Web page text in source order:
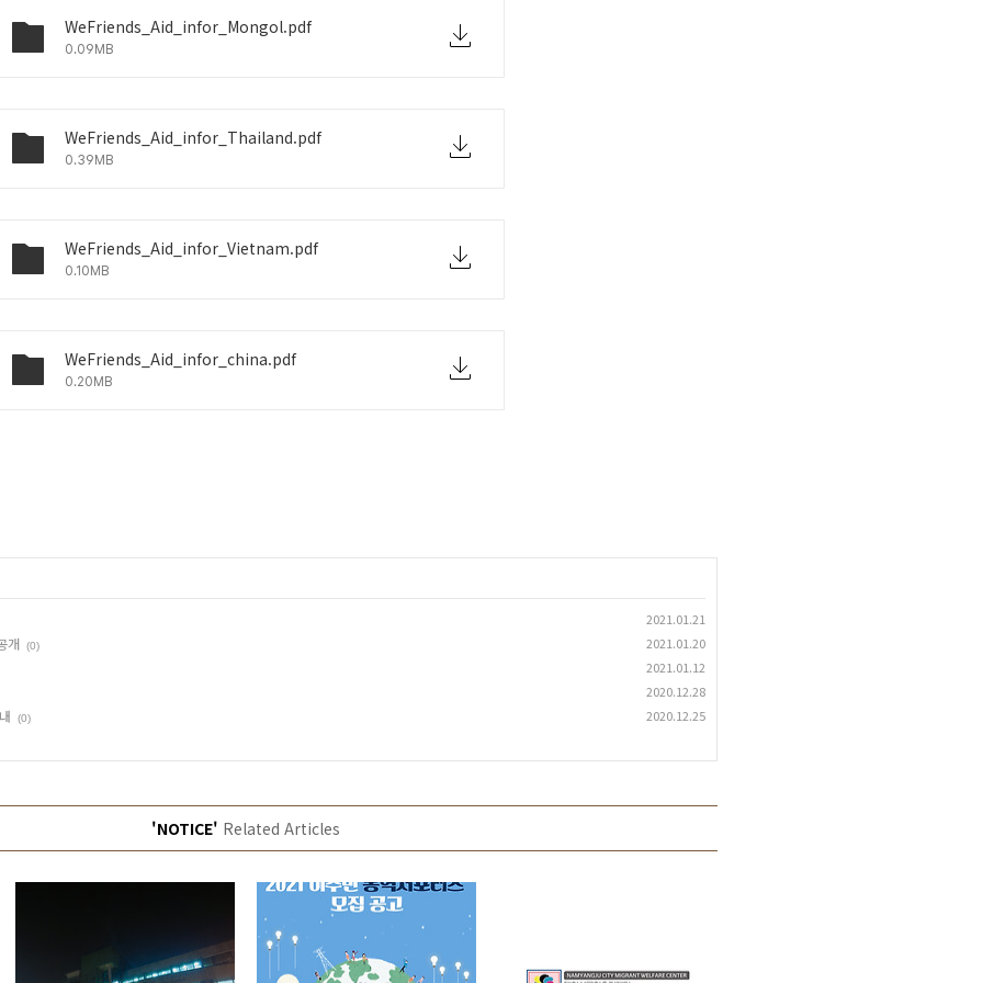
WeFriends_Aid_infor_Mongol.pdf
0.09MB
WeFriends_Aid_infor_Thailand.pdf
0.39MB
WeFriends_Aid_infor_Vietnam.pdf
0.10MB
WeFriends_Aid_infor_china.pdf
0.20MB
2021.01.21
개 (0) 2021.01.20
2021.01.12
2020.12.28
(0) 2020.12.25
'NOTICE' Related Articles